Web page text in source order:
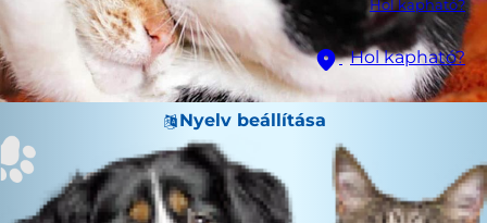
Hol kapható?
Hol kapható?
Nyelv beállítása